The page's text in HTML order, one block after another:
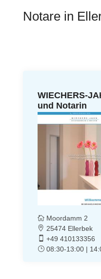
Notare in
WIECHERS-
und Notarin
Moordamm 2
25474 Ellerbek
+49 410133356
08:30-13:00 |